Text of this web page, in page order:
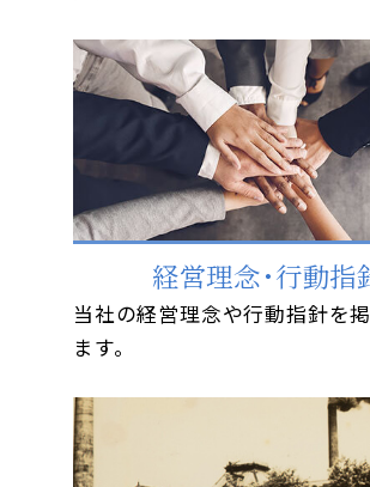
経営理念･行動指
当社の経営理念や行動指針を
ます。